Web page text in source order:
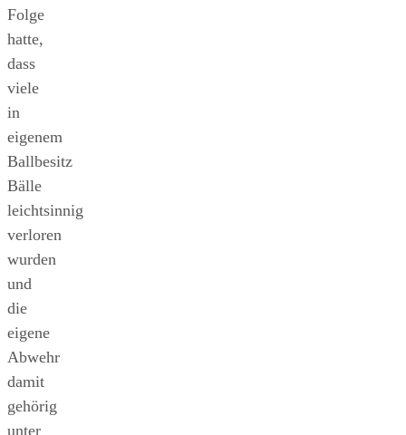
Folge
hatte,
dass
viele
in
eigenem
Ballbesitz
Bälle
leichtsinnig
verloren
wurden
und
die
eigene
Abwehr
damit
gehörig
unter